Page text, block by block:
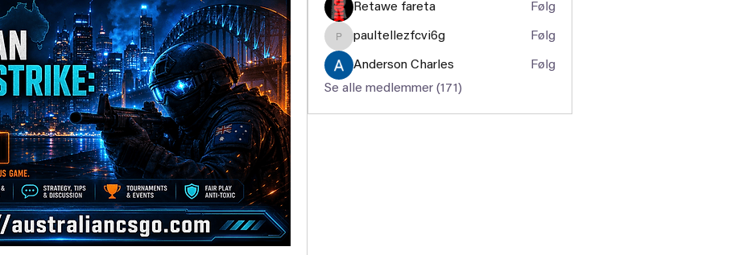
Retawe fareta Følg
paultellezfcvi6g
paultellezfcvi6g Følg
Anderson Charles
Følg
Se alle medlemmer (171)